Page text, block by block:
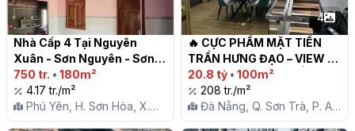
Nhà Cấp 4 Tại Nguyên
Xuân - Sơn Nguyên - Sơn
Hoà
750 tr. • 180m²
4.17 tr./m²
Phú Yên, H. Sơn Hòa, X.
Sơn Nguyên
4
🔥 CỰC PHẨM MẶT TIỀN
TRẦN HƯNG ĐẠO – VIEW
SÔNG HÀN, GIÁ CHỐT
NHANH 20.8 TỶ! 🔥
20.8 tỷ • 100m²
208 tr./m²
Đà Nẵng, Q. Sơn Trà, P. An
Hải Bắc